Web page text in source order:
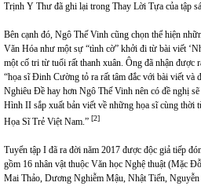
Trịnh Y Thư đã ghi lại trong Thay Lời Tựa của tập
Bên cạnh đó, Ngô Thế Vinh cũng chọn thể hiện
Văn Hóa như một sự “tình cờ” khởi đi từ bài viết
một cố tri từ tuổi rất thanh xuân. Ông đã nhận được
“họa sĩ Đinh Cường tỏ ra rất tâm đắc với bài viết và
Nghiêu Đề hay hơn Ngô Thế Vinh nên có đề nghị
Hình II sắp xuất bản viết về những họa sĩ cùng thời
Họa Sĩ Trẻ Việt Nam.” [2]
Tuyển tập I đã ra đời năm 2017 được độc giả tiếp
gồm 16 nhân vật thuộc Văn học Nghệ thuật (Mặc
Mai Thảo, Dương Nghiễm Mậu, Nhật Tiến,